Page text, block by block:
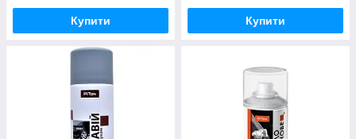
Купити Купити